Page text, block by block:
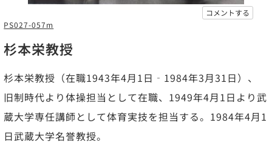
コメントする
PS027-057m
杉本栄教授
杉本栄教授（在職1943年4月1日‐1984年3月31日）、
旧制時代より体操担当として在職、1949年4月1日より武
蔵大学専任講師として体育実技を担当する。1984年4月1
日武蔵大学名誉教授。